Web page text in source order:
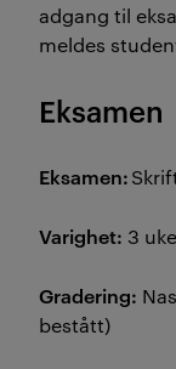
adgang til
meldes
Eksamen
Eksamen:
Varighet: 3
Gradering:
bestått)